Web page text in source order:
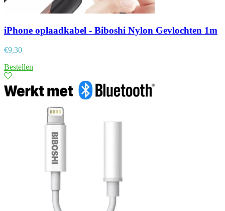
iPhone oplaadkabel - Biboshi Nylon Gevlochten 1m
€9,30
Bestellen